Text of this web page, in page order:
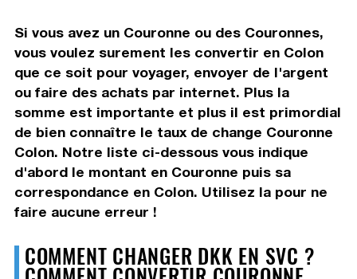
Si vous avez un Couronne ou des Couronnes,
vous voulez surement les convertir en Colon
que ce soit pour voyager, envoyer de l'argent
ou faire des achats par internet. Plus la
somme est importante et plus il est primordial
de bien connaître le taux de change Couronne
Colon. Notre liste ci-dessous vous indique
d'abord le montant en Couronne puis sa
correspondance en Colon. Utilisez la pour ne
faire aucune erreur !
COMMENT CHANGER DKK EN SVC ?